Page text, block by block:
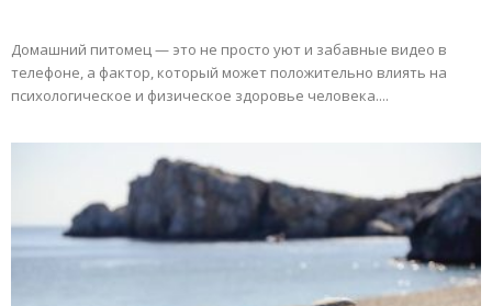
Домашний питомец — это не просто уют и забавные видео в
телефоне, а фактор, который может положительно влиять на
психологическое и физическое здоровье человека....